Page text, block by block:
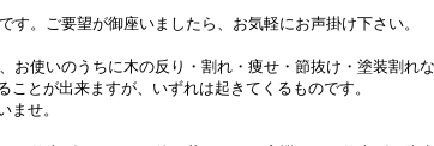
。ご要望が御座いましたら、お気軽にお声掛け下さい。
使いのうちに木の反り・割れ・痩せ・節抜け・塗装割れな
とが出来ますが、いずれは起きてくるものです。
せ。